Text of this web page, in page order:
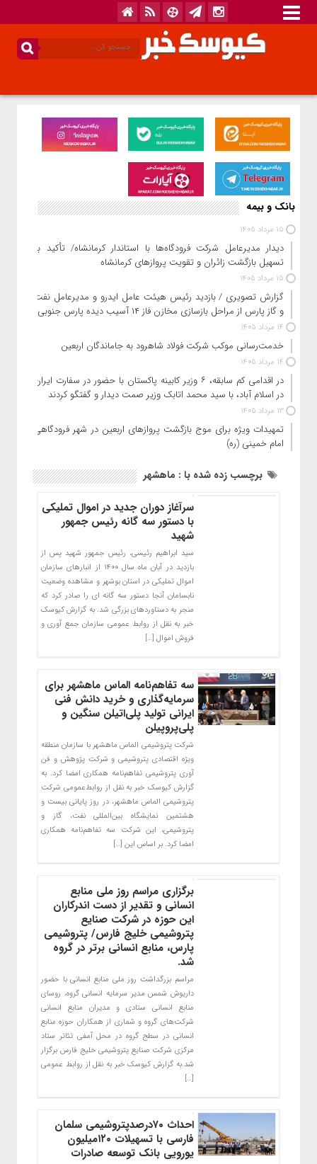
بانک و بیمه
15 مرداد 1405
دیدار مدیرعامل شرکت فرودگاه‌ها با استاندار کرمانشاه/ تأکید بر
تسهیل بازگشت زائران و تقویت پروازهای کرمانشاه
15 مرداد 1405
گزارش تصویری / بازدید رئیس هیئت عامل ایدرو و مدیرعامل نفت
و گاز پارس از مراحل بازسازی مخازن فاز ۱۴ آسیب دیده پارس جنوبی
14 مرداد 1405
خدمت‌رسانی موکب شرکت فولاد شاهرود به جاماندگان اربعین
14 مرداد 1405
در اقدامی کم سابقه، ۶ وزیر کابینه پاکستان با حضور در سفارت ایران
در اسلام آباد، با سید محمد اتابک وزیر صمت دیدار و گفتگو کردند
13 مرداد 1405
تمهیدات ویژه برای موج بازگشت پروازهای اربعین در شهر فرودگاهی
امام خمینی (ره)
برچسب زده شده با : ماهشهر
سرآغاز دوران جدید در اموال تملیکی
با دستور سه گانه رئیس جمهور
شهید
سید ابراهیم رئیسی، رئیس جمهور شهید پس از
بازدید در آبان ماه سال ۱۴۰۰ از انبارهای سازمان
اموال تملیکی در استان بوشهر و مشاهده وضعیت
نابسامان آنجا دستور سه گانه ای را صادر کرد که
منجر به دستاوردهای بزرگی شد. به گزارش کیوسک
خبر به نقل از روابط عمومی سازمان جمع آوری و
فروش اموال […]
سه تفاهم‌نامه الماس ماهشهر برای
سرمایه‌گذاری و خرید دانش فنی
ایرانی تولید پلی‌اتیلن سنگین و
پلی‌پروپیلن
شرکت پتروشیمی الماس ماهشهر با سازمان منطقه
ویژه اقتصادی پتروشیمی و شرکت پژوهش و فن
آوری پتروشیمی تفاهم‌نامه همکاری امضا کرد. به
گزارش کیوسک خبر به نقل از روابط‌عمومی شرکت
پتروشیمی الماس ماهشهر، در روز پایانی بیست و
هشتمین نمایشگاه بین‌المللی نفت، گاز و
پتروشیمی، این شرکت سه تفاهم‌نامه همکاری
امضا کرد. بر اساس این […]
برگزاری مراسم روز ملی منابع
انسانی و تقدیر از دست اندرکاران
این حوزه در شرکت صنایع
پتروشیمی خلیج فارس/ پتروشیمی
پارس، منابع انسانی برتر در گروه
شد.
مراسم بزرگداشت روز ملی منابع انسانی با حضور
داریوش شمس مدیر سرمایه انسانی گروه، روسای
منابع انسانی ستادی و مدیران منابع انسانی
شرکت‌های گروه و شماری از همکاران حوزه منابع
انسانی در سطح گروه در محل آمفی تئاتر ستاد
مرکزی شرکت صنایع پتروشیمی خلیج فارس برگزار
شد.به گزارش کیوسک خبر به نقل از روابط عمومی
[…]
احداث ۷۰درصدپتروشیمی سلمان
فارسی با تسهیلات ۱۲۰میلیون
یورویی بانک توسعه صادرات